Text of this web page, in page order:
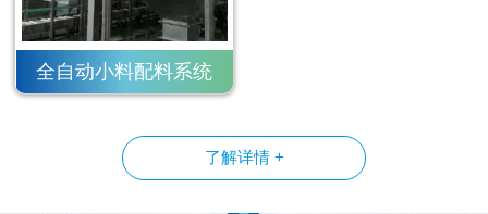
全自动小料配料系统
了解详情 +